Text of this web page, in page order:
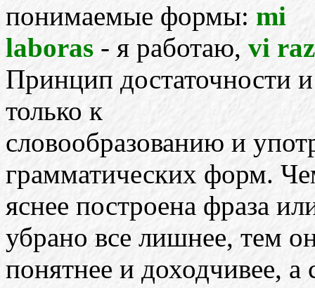
понимаемые формы: mi
laboras - я работаю, vi
Принцип достаточности
только к
словообразованию и
грамматических форм.
яснее построена фраза
убрано все лишнее, тем
понятнее и доходчивее,